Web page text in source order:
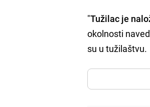
"Tužilac je
okolnosti
su u tužilaštvu.